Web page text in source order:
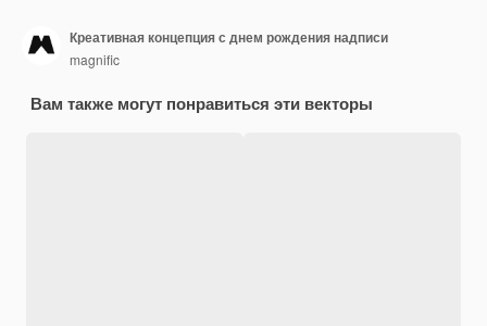
Креативная концепция с днем рождения надписи
magnific
Вам также могут понравиться эти векторы